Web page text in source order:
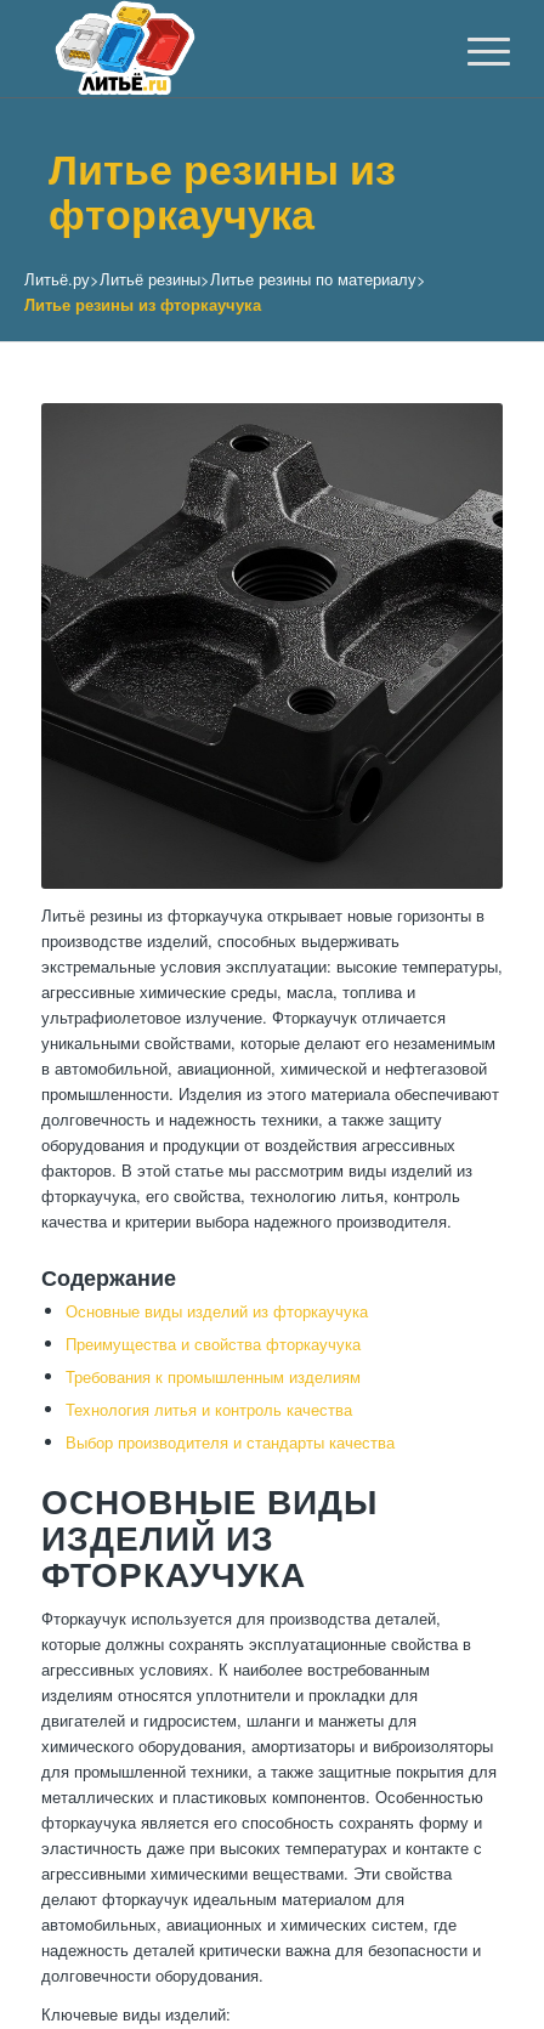
Литье резины из
фторкаучука
Литьё.ру>Литьё резины>Литье резины по материалу>
Литье резины из фторкаучука
Литьё резины из фторкаучука открывает новые горизонты в
производстве изделий, способных выдерживать
экстремальные условия эксплуатации: высокие температуры,
агрессивные химические среды, масла, топлива и
ультрафиолетовое излучение. Фторкаучук отличается
уникальными свойствами, которые делают его незаменимым
в автомобильной, авиационной, химической и нефтегазовой
промышленности. Изделия из этого материала обеспечивают
долговечность и надежность техники, а также защиту
оборудования и продукции от воздействия агрессивных
факторов. В этой статье мы рассмотрим виды изделий из
фторкаучука, его свойства, технологию литья, контроль
качества и критерии выбора надежного производителя.
Содержание
Основные виды изделий из фторкаучука
Преимущества и свойства фторкаучука
Требования к промышленным изделиям
Технология литья и контроль качества
Выбор производителя и стандарты качества
ОСНОВНЫЕ ВИДЫ
ИЗДЕЛИЙ ИЗ
ФТОРКАУЧУКА
Фторкаучук используется для производства деталей,
которые должны сохранять эксплуатационные свойства в
агрессивных условиях. К наиболее востребованным
изделиям относятся уплотнители и прокладки для
двигателей и гидросистем, шланги и манжеты для
химического оборудования, амортизаторы и виброизоляторы
для промышленной техники, а также защитные покрытия для
металлических и пластиковых компонентов. Особенностью
фторкаучука является его способность сохранять форму и
эластичность даже при высоких температурах и контакте с
агрессивными химическими веществами. Эти свойства
делают фторкаучук идеальным материалом для
автомобильных, авиационных и химических систем, где
надежность деталей критически важна для безопасности и
долговечности оборудования.
Ключевые виды изделий: